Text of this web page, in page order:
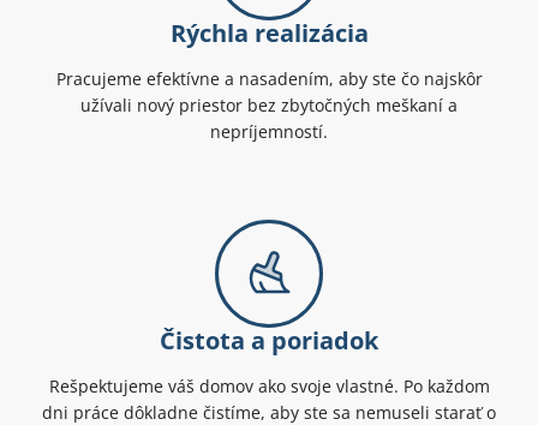
Rýchla realizácia
Pracujeme efektívne a nasadením, aby ste čo najskôr
užívali nový priestor bez zbytočných meškaní a
nepríjemností.
Čistota a poriadok
Rešpektujeme váš domov ako svoje vlastné. Po každom
dni práce dôkladne čistíme, aby ste sa nemuseli starať o